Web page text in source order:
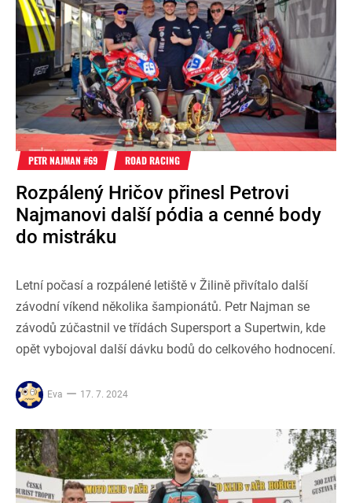
PETR NAJMAN #69 ROAD RACING
Rozpálený Hričov přinesl Petrovi
Najmanovi další pódia a cenné body
do mistráku
Letní počasí a rozpálené letiště v Žilině přivítalo další
závodní víkend několika šampionátů. Petr Najman se
závodů zúčastnil ve třídách Supersport a Supertwin, kde
opět vybojoval další dávku bodů do celkového hodnocení.
Eva 17. 7. 2024